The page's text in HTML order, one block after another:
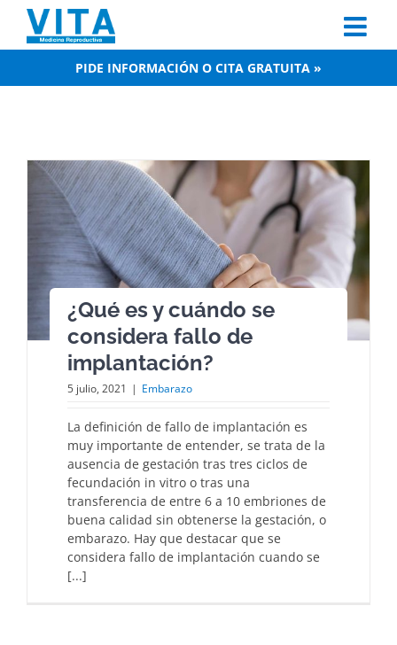
content
PIDE INFORMACIÓN O CITA GRATUITA »
¿Qué es y cuándo se
considera fallo de
implantación?
5 julio, 2021 | Embarazo
La definición de fallo de implantación es
muy importante de entender, se trata de la
ausencia de gestación tras tres ciclos de
fecundación in vitro o tras una
transferencia de entre 6 a 10 embriones de
buena calidad sin obtenerse la gestación, o
embarazo. Hay que destacar que se
considera fallo de implantación cuando se
[...]